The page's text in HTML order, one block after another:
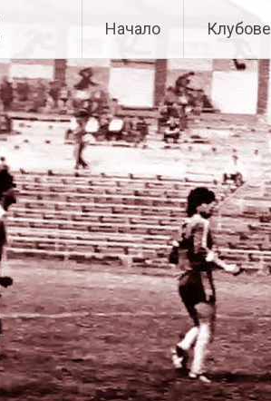
Начало Клубове